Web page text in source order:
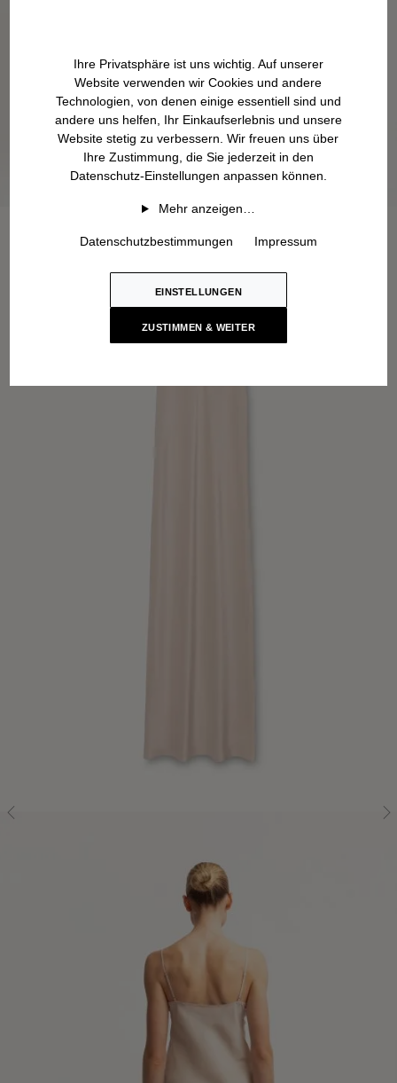
Ihre Privatsphäre ist uns wichtig. Auf unserer
Website verwenden wir Cookies und andere
Technologien, von denen einige essentiell sind und
andere uns helfen, Ihr Einkaufserlebnis und unsere
Website stetig zu verbessern. Wir freuen uns über
Ihre Zustimmung, die Sie jederzeit in den
Datenschutz-Einstellungen anpassen können.
Mehr anzeigen…
Datenschutzbestimmungen Impressum
EINSTELLUNGEN
ZUSTIMMEN & WEITER